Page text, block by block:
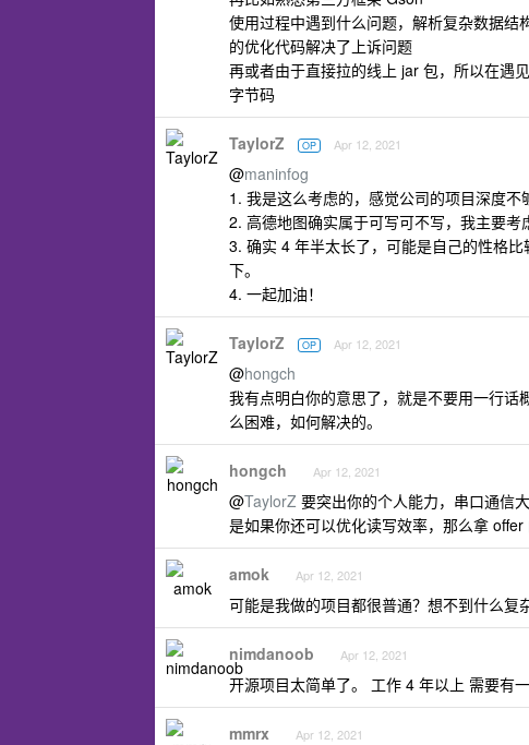
使用过程中遇到什么问题，解析复杂数据
的优化代码解决了上诉问题
再或者由于直接拉的线上 jar 包，所以在遇
字节码
TaylorZ OP Apr 12, 2021
@maninfog
1. 我是这么考虑的，感觉公司的项目深度不
2. 高德地图确实属于可写可不写，我主要考
3. 确实 4 年半太长了，可能是自己的性格
下。
4. 一起加油！
TaylorZ OP Apr 12, 2021
@hongch
我有点明白你的意思了，就是不要用一行
么困难，如何解决的。
hongch Apr 12, 2021
@TaylorZ 要突出你的个人能力，串口通信
是如果你还可以优化读写效率，那么拿 offer
amok Apr 12, 2021
可能是我做的项目都很普通？想不到什么
nimdanoob Apr 12, 2021
开源项目太简单了。 工作 4 年以上 需要有
mmrx Apr 12, 2021